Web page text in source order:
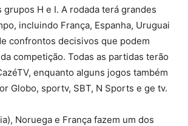
H e I. A rodada terá grandes
incluindo França, Espanha, Uruguai
confrontos decisivos que podem
competição. Todas as partidas terão
enquanto alguns jogos também
Globo, sportv, SBT, N Sports e ge tv.
Noruega e França fazem um dos